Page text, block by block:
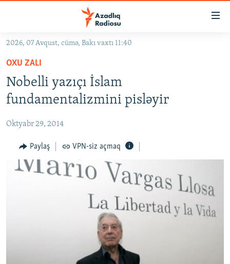
Əsas
qayıt
Əsas
naviqasiyaya
qayıt
Axtarışa
#İZAHLA
KORRUPSIOMETR
FƏRQƏ BAX
QANUNI DOĞRU
ARAŞDIRMA
AZƏRBAYCAN ƏDƏBIYYATI KITABXANASI
İSLAM VƏ DEMOKRATIYA
PEŞƏ ETIKASI VƏ JURNALISTIKA STANDARTLARIMIZ
2026, 07 Avqust, cümə, Bakı vaxtı 11:40
OXU ZALI
Nobelli yazıçı İslam
fundamentalizmini pisləyir
Oktyabr 29, 2014
Paylaş VPN-siz açmaq